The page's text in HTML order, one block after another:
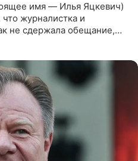
имя — Илья Яцкевич)
журналистка и
не сдержала обещание,